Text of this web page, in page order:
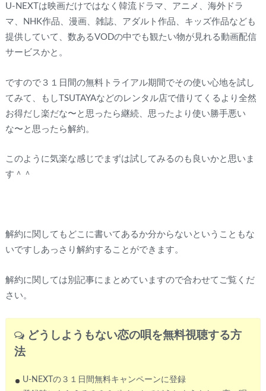
U-NEXTは映画だけではなく韓流ドラマ、アニメ、海外ドラ
マ、NHK作品、漫画、雑誌、アダルト作品、キッズ作品なども
提供していて、数あるVODの中でも観たい物が見れる動画配信
サービスかと。
ですので３１日間の無料トライアル期間でその使い心地を試し
てみて、もしTSUTAYAなどのレンタル店で借りてくるより全然
お得だし楽だな〜と思ったら継続、思ったより使い勝手悪い
な〜と思ったら解約。
このように気楽な感じでまずは試してみるのも良いかと思いま
す＾＾
解約に関してもどこに書いてあるか分からないということもな
いですしあっさり解約することができます。
解約に関しては別記事にまとめていますので合わせてご覧くだ
さい。
どうしようもない恋の唄を無料視聴する方
法
U-NEXTの３１日間無料キャンペーンに登録